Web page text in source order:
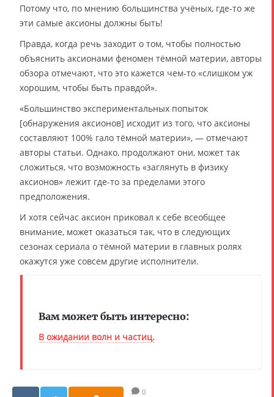
Потому что, по мнению большинства учёных, где-то же
эти самые аксионы должны быть!
Правда, когда речь заходит о том, чтобы полностью
объяснить аксионами феномен тёмной материи, авторы
обзора отмечают, что это кажется чем-то «слишком уж
хорошим, чтобы быть правдой».
«Большинство экспериментальных попыток
[обнаружения аксионов] исходит из того, что аксионы
составляют 100% гало тёмной материи», — отмечают
авторы статьи. Однако, продолжают они, может так
сложиться, что возможность «заглянуть в физику
аксионов» лежит где-то за пределами этого
предположения.
И хотя сейчас аксион приковал к себе всеобщее
внимание, может оказаться так, что в следующих
сезонах сериала о тёмной материи в главных ролях
окажутся уже совсем другие исполнители.
Вам может быть интересно:
В ожидании волн и частиц.
0